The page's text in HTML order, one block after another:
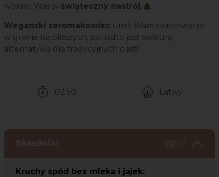
wprawi Was w świąteczny nastrój. 🎄
Wegański seromakowiec umili Wam świętowanie
w gronie najbliższych, ponadto jest świetną
alternatywą dla tradycyjnych ciast!
02:50
Łatwy
Składniki 12
Kruchy spód bez mleka i jajek: